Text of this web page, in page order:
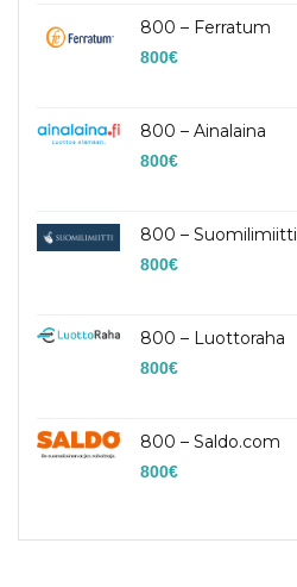
800 – Ferratum
800€
800 – Ainalaina
800€
800 – Suomilimiitti
800€
800 – Luottoraha
800€
800 – Saldo.com
800€